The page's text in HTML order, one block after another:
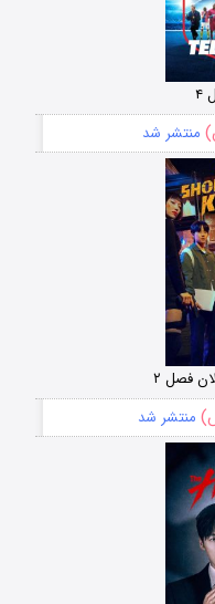
منتشر شد
فصل ۲
منتشر شد